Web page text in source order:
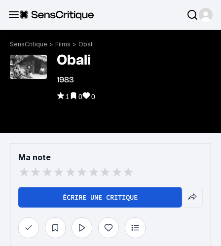
SensCritique > Films > Obali
Obali
1983
1 0 0
Ma note
ÉCRIRE UNE CRITIQUE